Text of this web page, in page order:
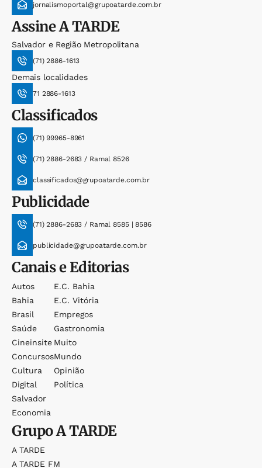
jornalismoportal@grupoatarde.com.br
AssineA TARDE
Salvador e Região Metropolitana
(71) 2886-1613
Demais localidades
71 2886-1613
Classificados
(71) 99965-8961
(71) 2886-2683 / Ramal 8526
classificados@grupoatarde.com.br
Publicidade
(71) 2886-2683 / Ramal 8585 | 8586
publicidade@grupoatarde.com.br
Canais e Editorias
Autos
Bahia
Brasil
Saúde
Cineinsite
Concursos
Cultura
Digital
Salvador
Economia
E.c. Bahia
E.c. Vitória
Empregos
Gastronomia
Muito
Mundo
Opinião
Política
GrupoA TARDE
A TARDE
A TARDE FM